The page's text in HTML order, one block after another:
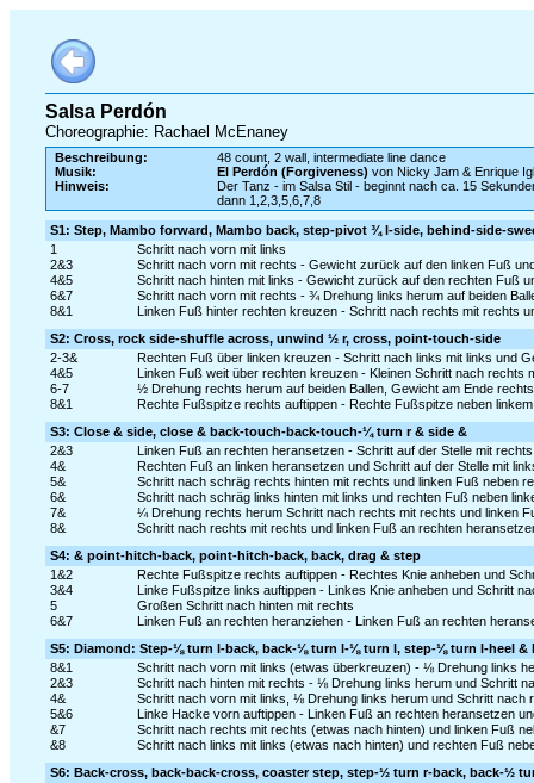
Salsa Perdón
Choreographie: Rachael McEnaney
Beschreibung:
48 count, 2 wall, intermediate line dance
Musik:
El Perdón (Forgiveness) von Nicky Jam & Enrique
Hinweis:
Der Tanz - im Salsa Stil - beginnt nach ca. 15
dann 1,2,3,5,6,7,8
S1: Step, Mambo forward, Mambo back, step-pivot ¾ l-side, behind-side-
1
Schritt nach vorn mit links
2&3
Schritt nach vorn mit rechts - Gewicht zurück auf den linken Fuß
4&5
Schritt nach hinten mit links - Gewicht zurück auf den rechten Fuß
6&7
Schritt nach vorn mit rechts - ¾ Drehung links herum auf beiden
8&1
Linken Fuß hinter rechten kreuzen - Schritt nach rechts mit rechts
S2: Cross, rock side-shuffle across, unwind ½ r, cross, point-touch-side
2-3&
Rechten Fuß über linken kreuzen - Schritt nach links mit links und
4&5
Linken Fuß weit über rechten kreuzen - Kleinen Schritt nach
6-7
½ Drehung rechts herum auf beiden Ballen, Gewicht am Ende
8&1
Rechte Fußspitze rechts auftippen - Rechte Fußspitze neben
S3: Close & side, close & back-touch-back-touch-¼ turn r & side &
2&3
Linken Fuß an rechten heransetzen - Schritt auf der Stelle mit
4&
Rechten Fuß an linken heransetzen und Schritt auf der Stelle mit
5&
Schritt nach schräg rechts hinten mit rechts und linken Fuß neben
6&
Schritt nach schräg links hinten mit links und rechten Fuß neben
7&
¼ Drehung rechts herum Schritt nach rechts mit rechts und linken
8&
Schritt nach rechts mit rechts und linken Fuß an rechten
S4: & point-hitch-back, point-hitch-back, back, drag & step
1&2
Rechte Fußspitze rechts auftippen - Rechtes Knie anheben und
3&4
Linke Fußspitze links auftippen - Linkes Knie anheben und Schritt
5
Großen Schritt nach hinten mit rechts
6&7
Linken Fuß an rechten heranziehen - Linken Fuß an rechten
S5: Diamond: Step-⅛ turn l-back, back-⅛ turn l-⅛ turn l, step-⅛ turn l-heel &
8&1
Schritt nach vorn mit links (etwas überkreuzen) - ⅛ Drehung links
2&3
Schritt nach hinten mit rechts - ⅛ Drehung links herum und Schritt
4&
Schritt nach vorn mit links, ⅛ Drehung links herum und Schritt nach
5&6
Linke Hacke vorn auftippen - Linken Fuß an rechten heransetzen
&7
Schritt nach rechts mit rechts (etwas nach hinten) und linken Fuß
&8
Schritt nach links mit links (etwas nach hinten) und rechten Fuß
S6: Back-cross, back-back-cross, coaster step, step-½ turn r-back, back-½